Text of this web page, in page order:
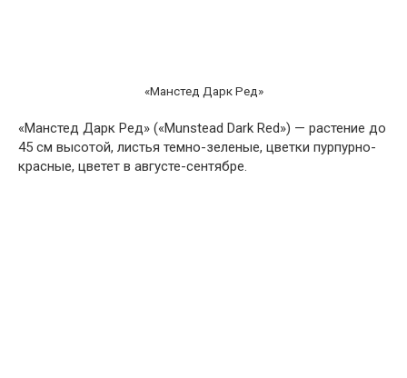
«Манстед Дарк Ред»
«Манстед Дарк Ред» («Munstead Dark Red») — растение до
45 см высотой, листья темно-зеленые, цветки пурпурно-
красные, цветет в августе-сентябре.